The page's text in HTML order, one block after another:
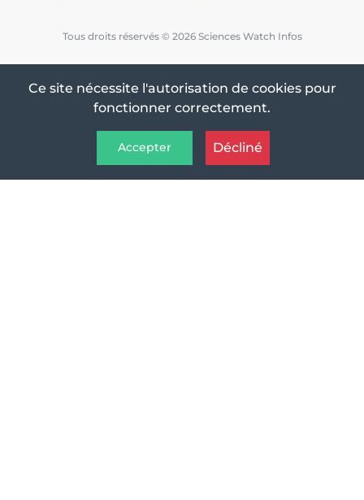
Tous droits réservés © 2026 Sciences Watch Infos
Ce site nécessite l'autorisation de cookies pour
fonctionner correctement.
Accepter Décliné